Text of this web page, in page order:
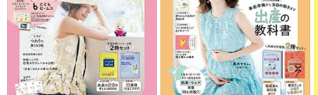
スト、スタイをゲット！これからの時期に向けて防寒具として揃
えたようですよ。見た目もふかふかで赤ちゃんの柔らかいお肌を
優しく包んでくれそうですね。
【保健師監修】秋～冬生まれ赤ちゃんの
「肌着・ウエア」は何を何枚そろえる？